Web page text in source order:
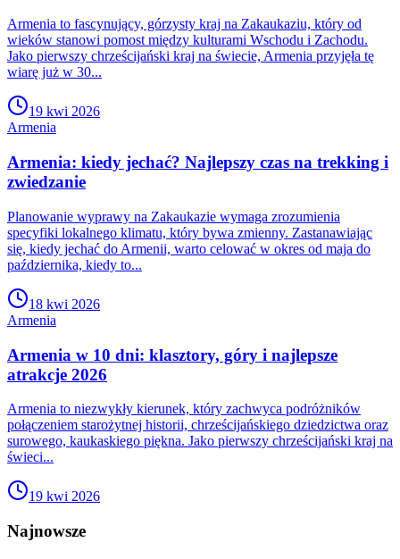
Armenia to fascynujący, górzysty kraj na Zakaukaziu, który od
wieków stanowi pomost między kulturami Wschodu i Zachodu.
Jako pierwszy chrześcijański kraj na świecie, Armenia przyjęła tę
wiarę już w 30...
19 kwi 2026
Armenia
Armenia: kiedy jechać? Najlepszy czas na trekking i
zwiedzanie
Planowanie wyprawy na Zakaukazie wymaga zrozumienia
specyfiki lokalnego klimatu, który bywa zmienny. Zastanawiając
się, kiedy jechać do Armenii, warto celować w okres od maja do
października, kiedy to...
18 kwi 2026
Armenia
Armenia w 10 dni: klasztory, góry i najlepsze
atrakcje 2026
Armenia to niezwykły kierunek, który zachwyca podróżników
połączeniem starożytnej historii, chrześcijańskiego dziedzictwa oraz
surowego, kaukaskiego piękna. Jako pierwszy chrześcijański kraj na
świeci...
19 kwi 2026
Najnowsze